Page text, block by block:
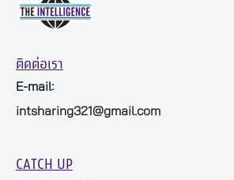
ติดต่อเรา
E-mail:
intsharing321@gmail.com
CATCH UP